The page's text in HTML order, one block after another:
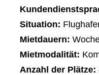
Situation:
Mietdauern:
Mietmodalität:
Anzahl der Plätze: